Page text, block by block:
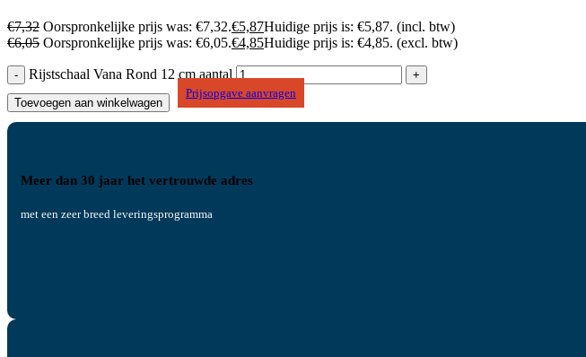
€7,32 Oorspronkelijke prijs was: €7,32.€5,87Huidige prijs is: €5,87. (incl. btw)
€6,05 Oorspronkelijke prijs was: €6,05.€4,85Huidige prijs is: €4,85. (excl. btw)
Rijstschaal Vana Rond 12 cm aantal
Toevoegen aan winkelwagen
Prijsopgave aanvragen
Meer dan 30 jaar het vertrouwde adres
met een zeer breed leveringsprogramma